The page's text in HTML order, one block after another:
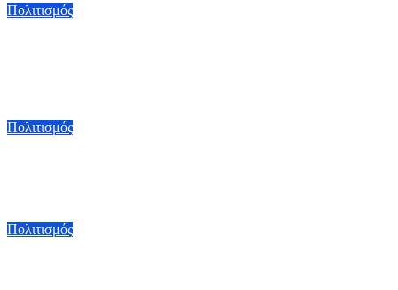
Πολιτισμός
Πολιτισμός
Πολιτισμός